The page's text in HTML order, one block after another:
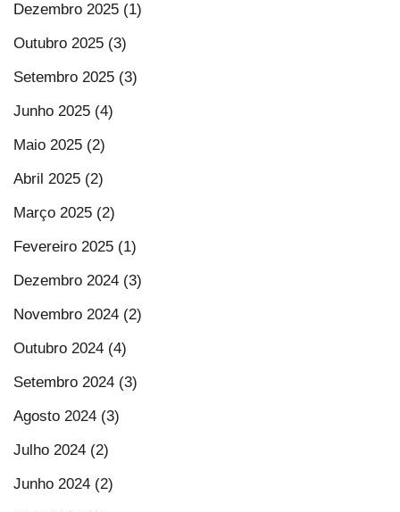
Dezembro 2025 (1)
Outubro 2025 (3)
Setembro 2025 (3)
Junho 2025 (4)
Maio 2025 (2)
Abril 2025 (2)
Março 2025 (2)
Fevereiro 2025 (1)
Dezembro 2024 (3)
Novembro 2024 (2)
Outubro 2024 (4)
Setembro 2024 (3)
Agosto 2024 (3)
Julho 2024 (2)
Junho 2024 (2)